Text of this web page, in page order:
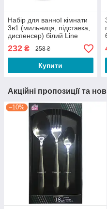
Набір для ванної кімнати
3в1 (мильниця, підставка,
диспенсер) білий Line
OZER-CZ-014 ELIF
232 ₴ 258 ₴
Купити
Акційні пропозиції та
–10%